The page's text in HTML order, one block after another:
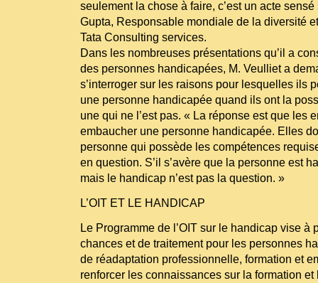
seulement la chose à faire, c’est un acte
Gupta, Responsable mondiale de la diversité
Tata Consulting services.
Dans les nombreuses présentations qu’il a
des personnes handicapées, M. Veulliet a
s’interroger sur les raisons pour lesquelles ils
une personne handicapée quand ils ont la
une qui ne l’est pas. « La réponse est que les
embaucher une personne handicapée. Elles
personne qui possède les compétences
en question. S’il s’avère que la personne est
mais le handicap n’est pas la question. »
L’OIT ET LE HANDICAP
Le Programme de l’OIT sur le handicap vise à
chances et de traitement pour les personnes
de réadaptation professionnelle, formation et
renforcer les connaissances sur la formation et